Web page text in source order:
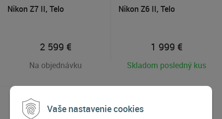
Vaše nastavenie cookies
Nikon Z7 II, Telo
2 599 €
Na objednávku
Nikon Z6 II, Telo
1 999 €
Skladom posledný kus